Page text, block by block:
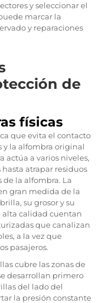
y seleccionar el
marcar la
y reparaciones
de
físicas
que evita el contacto
y la alfombra original
actúa a varios niveles,
atrapar residuos
de la alfombra. La
gran medida de la
su grosor y su
alta calidad cuentan
que canalizan
a la vez que
pasajeros.
cubre las zonas de
desarrollan primero
del lado del
la presión constante